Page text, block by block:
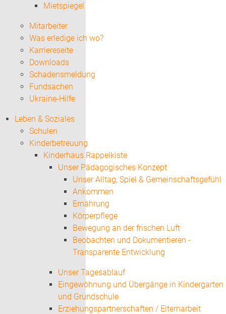
Mietspiegel
Mitarbeiter
Was erledige ich wo?
Karriereseite
Downloads
Schadensmeldung
Fundsachen
Ukraine-Hilfe
Leben & Soziales
Schulen
Kinderbetreuung
Kinderhaus Rappelkiste
Unser Pädagogisches Konzept
Unser Alltag, Spiel & Gemeinschaftsgefühl
Ankommen
Ernährung
Körperpflege
Bewegung an der frischen Luft
Beobachten und Dokumentieren -
Transparente Entwicklung
Unser Tagesablauf
Eingewöhnung und Übergänge in Kindergarten
und Grundschule
Erziehungspartnerschaften / Elternarbeit